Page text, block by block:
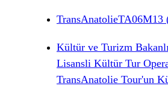
TransAnatolieTA06M13
Kültür ve Turizm
Lisansli Kültür Tur
TransAnatolie Tour'un